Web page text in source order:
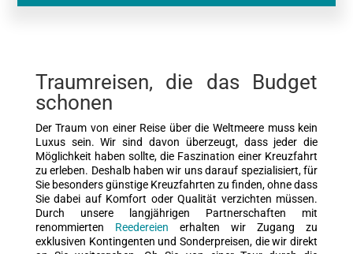
Traumreisen, die das Budget
schonen
Der Traum von einer Reise über die Weltmeere muss kein
Luxus sein. Wir sind davon überzeugt, dass jeder die
Möglichkeit haben sollte, die Faszination einer Kreuzfahrt
zu erleben. Deshalb haben wir uns darauf spezialisiert, für
Sie besonders günstige Kreuzfahrten zu finden, ohne dass
Sie dabei auf Komfort oder Qualität verzichten müssen.
Durch unsere langjährigen Partnerschaften mit
renommierten Reedereien erhalten wir Zugang zu
exklusiven Kontingenten und Sonderpreisen, die wir direkt